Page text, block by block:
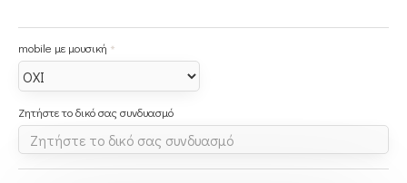
mobile με μουσική
Ζητήστε το δικό σας συνδυασμό